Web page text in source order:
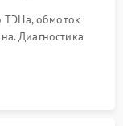
ТЭНа, обмоток
Диагностика
мутности,
управления.